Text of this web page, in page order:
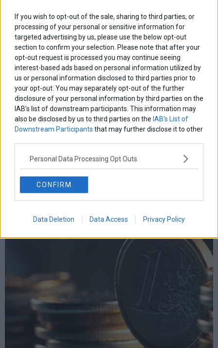
If you wish to opt-out of the sale, sharing to third parties, or
processing of your personal or sensitive information for
targeted advertising by us, please use the below opt-out
section to confirm your selection. Please note that after your
opt-out request is processed you may continue seeing
interest-based ads based on personal information utilized by
us or personal information disclosed to third parties prior to
your opt-out. You may separately opt-out of the further
disclosure of your personal information by third parties on the
IAB’s list of downstream participants. This information may
also be disclosed by us to third parties on the IAB’s List of
Downstream Participants that may further disclose it to other
Personal Data Processing Opt Outs
CONFIRM
Data Deletion Data Access Privacy Policy
Τρόφιμα σε τροχιά νέων ανατιμήσεων: Ο δείκτης FAO σε